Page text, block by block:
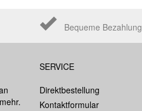
Bequeme Bezahlung
SERVICE
Direktbestellung
Kontaktformular